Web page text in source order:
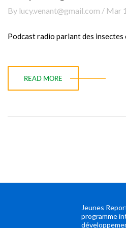
By lucy.venant@gmail.com / Mar
Podcast radio parlant des
READ MORE
Jeunes
programme